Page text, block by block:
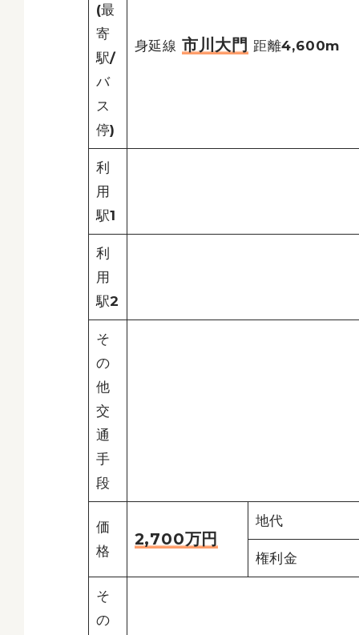
(最
寄
駅/
バ
ス
停)
身延線 市川大門 距離4,600m
利
用
駅1
利
用
駅2
そ
の
他
交
通
手
段
価
格
2,700万円
地代
権利金
そ
の